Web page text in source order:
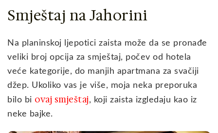
Smještaj na Jahorini
Na planinskoj ljepotici zaista može da se pronađe
veliki broj opcija za smještaj, počev od hotela
veće kategorije, do manjih apartmana za svačiji
džep. Ukoliko vas je više, moja neka preporuka
bilo bi ovaj smještaj, koji zaista izgledaju kao iz
neke bajke.